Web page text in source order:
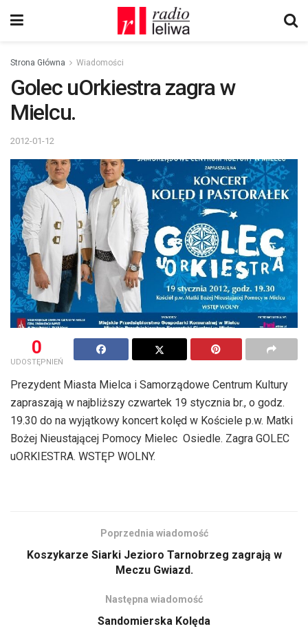
Strona Główna Wiadomości
Golec uOrkiestra zagra w
Mielcu.
2012-01-12
0
UDOSTĘPNIEŃ
Prezydent Miasta Mielca i Samorządowe Centrum Kultury
zapraszają w najbliższy czwartek 19 stycznia br., o godz.
19.30 do na wyjątkowy koncert kolęd w Kościele p.w. Matki
Bożej Nieustającej Pomocy Mielec  Osiedle. Zagra GOLEC
uORKIESTRA. WSTĘP WOLNY.
Poprzednia wiadomość
Koszykarze Siarki Jezioro Tarnobrzeg zagrają w
Meczu Gwiazd.
Następna wiadomość
Sandomierska Kolęda